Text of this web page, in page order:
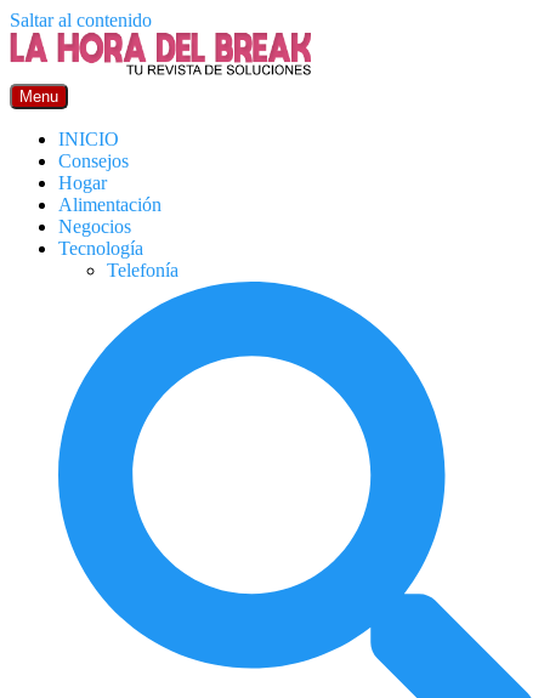
Saltar al contenido
Menu
INICIO
Consejos
Hogar
Alimentación
Negocios
Tecnología
Telefonía